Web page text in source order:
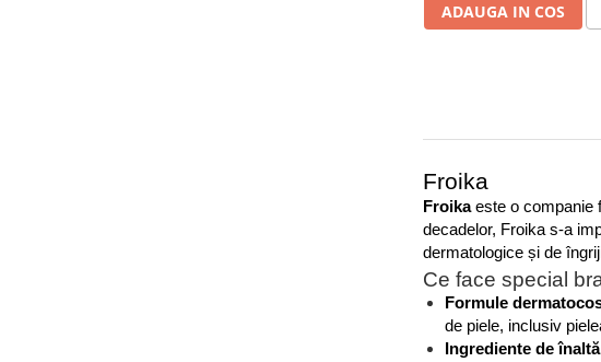
ADAUGA IN COS
Froika
Froika este o companie
decadelor, Froika s-a
dermatologice și de
Ce face special
Formule
de piele, inclusiv
Ingrediente de